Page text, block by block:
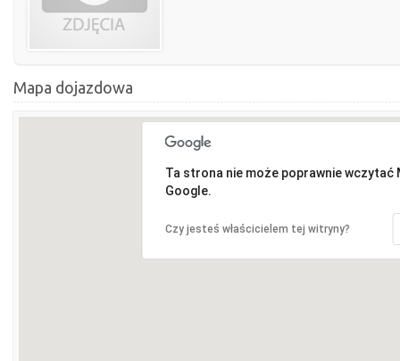
Mapa dojazdowa
Ta strona nie może poprawnie wczytać
Google.
Czy jesteś właścicielem tej witryny?